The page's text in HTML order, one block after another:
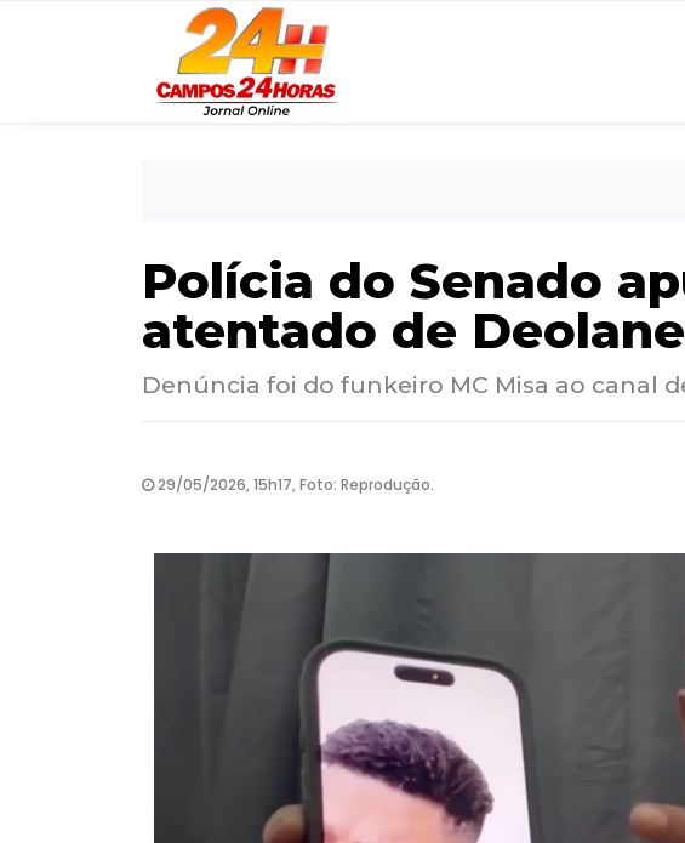
Polícia do Senado
atentado de
Denúncia foi do funkeiro MC Misa ao canal
29/05/2026, 15h17, Foto: Reprodução.